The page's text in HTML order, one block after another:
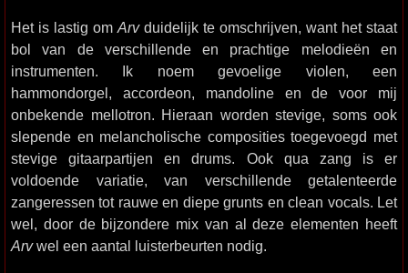
Het is lastig om Arvduidelijk te omschrijven, want het staat
bol van de verschillende en prachtige melodieën en
instrumenten. Ik noem gevoelige violen, een
hammondorgel, accordeon, mandoline en de voor mij
onbekende mellotron. Hieraan worden stevige, soms ook
slepende en melancholische composities toegevoegd met
stevige gitaarpartijen en drums. Ook qua zang is er
voldoende variatie, van verschillende getalenteerde
zangeressen tot rauwe en diepe grunts en clean vocals. Let
wel, door de bijzondere mix van al deze elementen heeft
Arvwel een aantal luisterbeurten nodig.